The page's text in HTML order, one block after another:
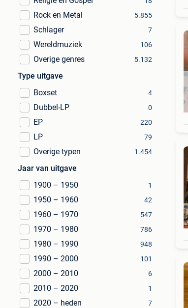
Rock en Metal 5.855
Schlager 7
Wereldmuziek 106
Overige genres 5.132
Type uitgave
Boxset
4
Dubbel-LP 0
EP 220
LP 79
Overige typen 1.454
Jaar van uitgave
1900 – 1950
1
1950 – 1960 42
1960 – 1970 547
1970 – 1980 786
1980 – 1990 948
1990 – 2000 101
2000 – 2010 6
2010 – 2020 1
2020 – heden 7